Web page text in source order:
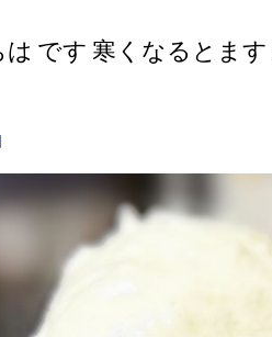
は です 寒くなるとま